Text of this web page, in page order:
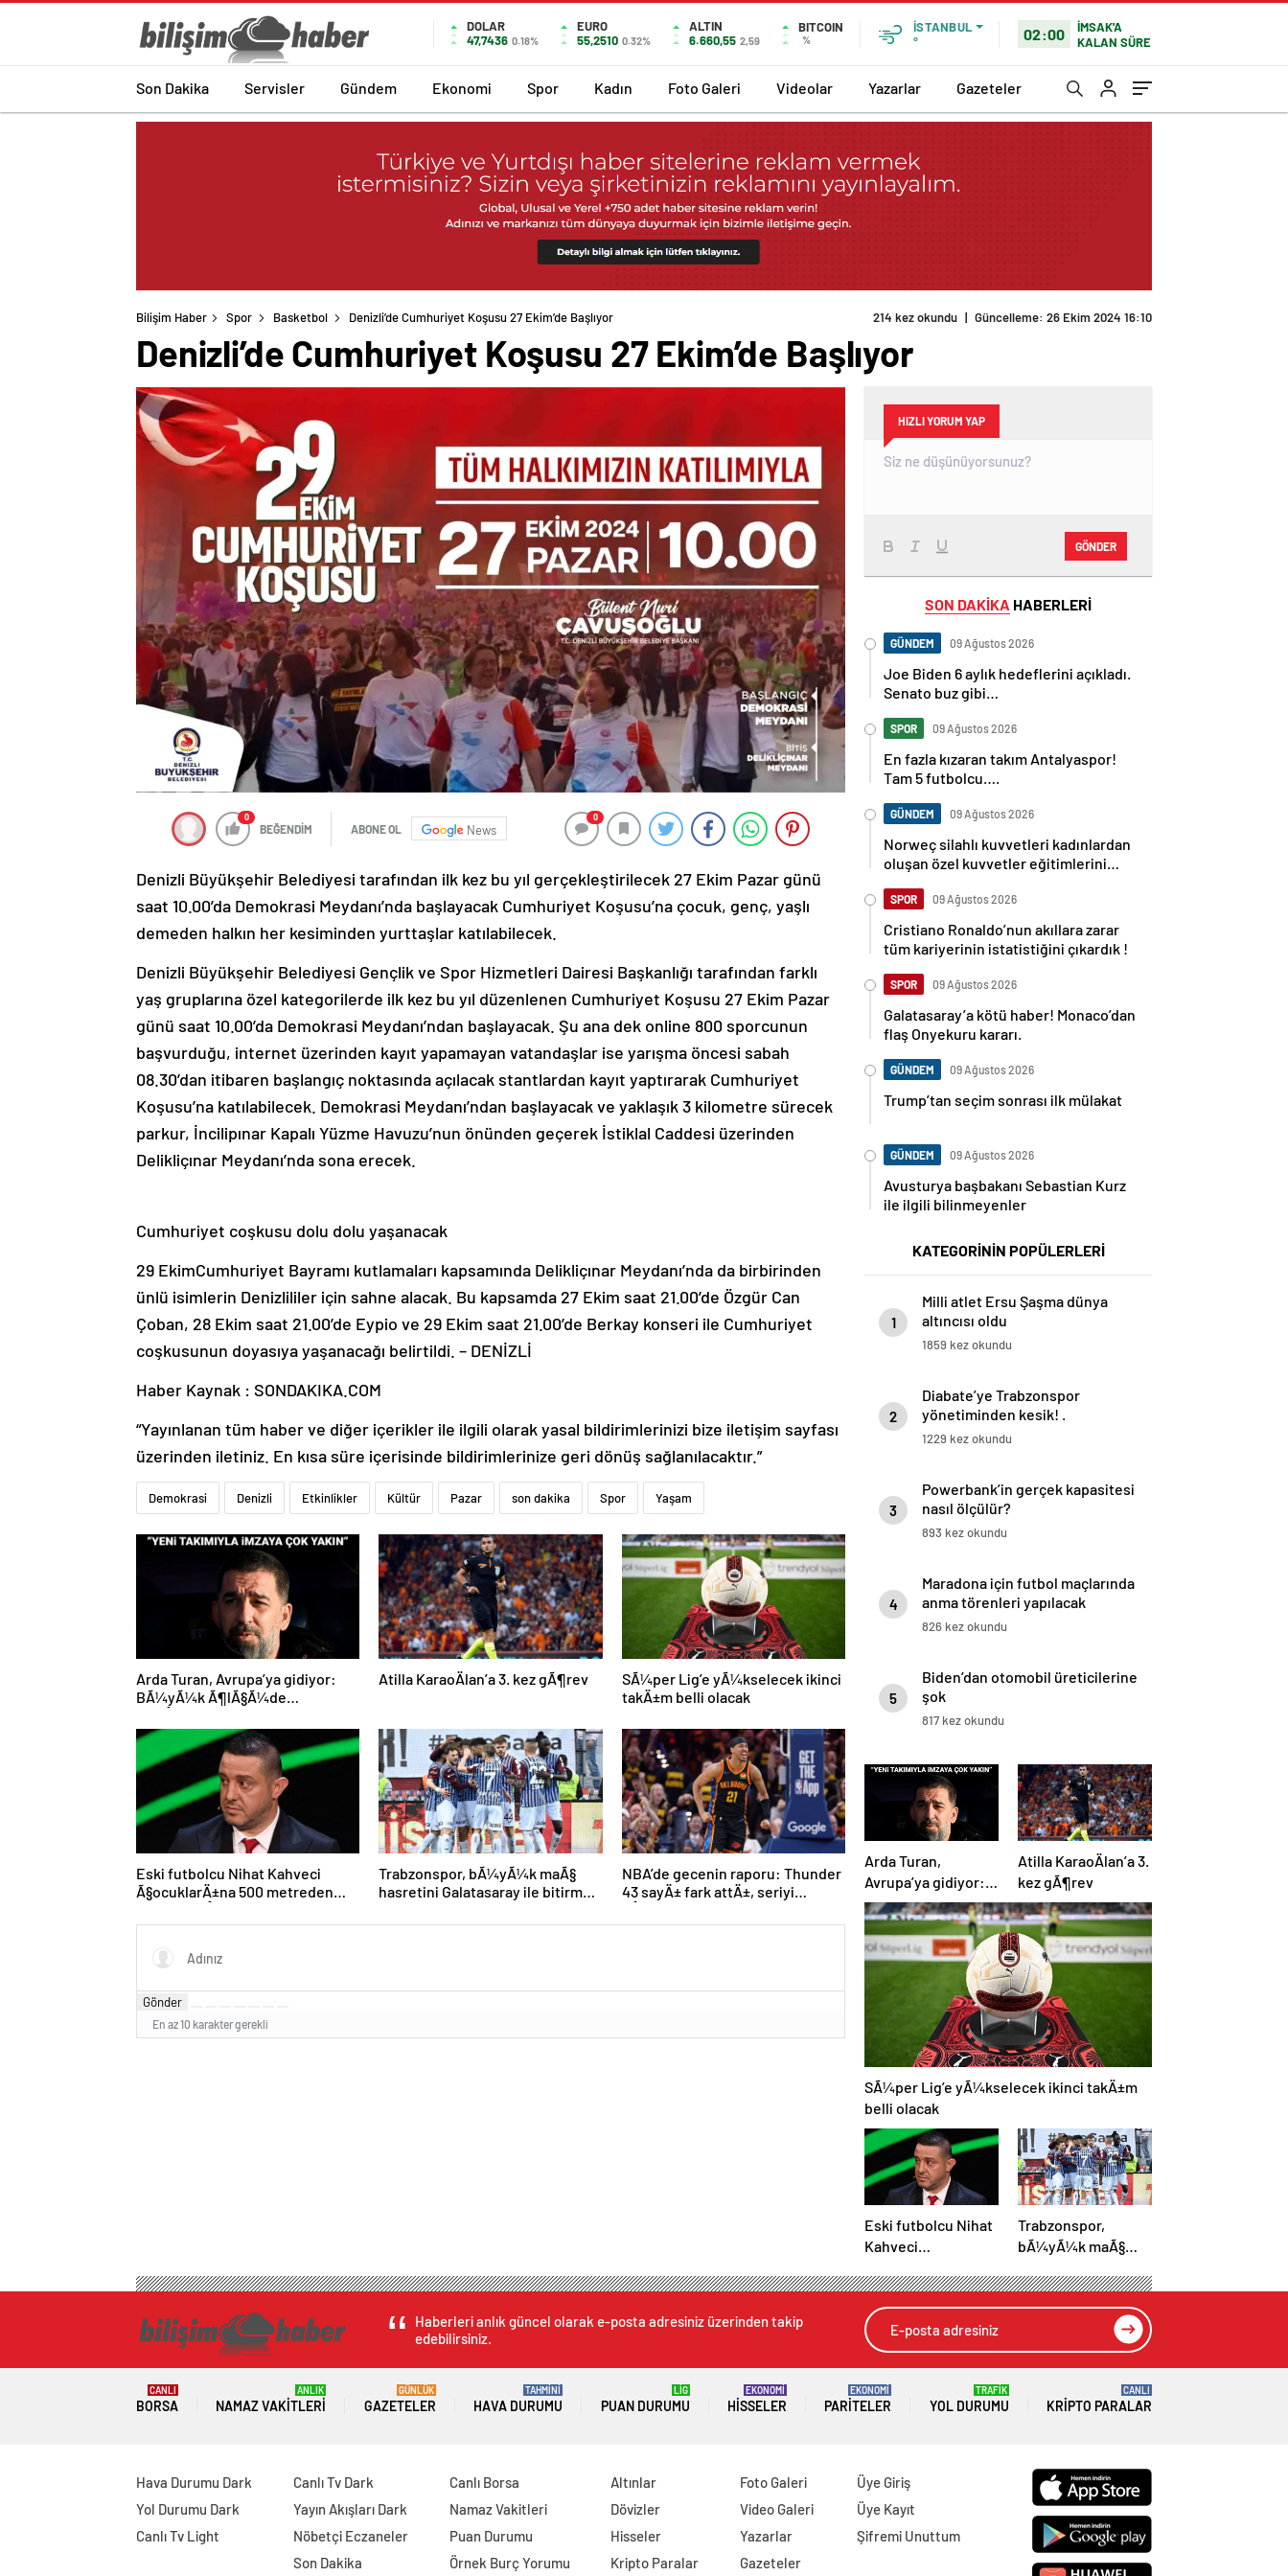
DOLAR
47,7436 0.18%
EURO
55,2510 0.32%
ALTIN
6.660,55 2,59
BITCOIN
%
İSTANBUL
°
02:00
İMSAK'A
KALAN SÜRE
Son Dakika Servisler Gündem Ekonomi Spor Kadın Foto Galeri Videolar Yazarlar Gazeteler
Bilişim Haber Spor Basketbol Denizli’de Cumhuriyet Koşusu 27 Ekim’de Başlıyor 214 kez okundu | Güncelleme: 26 Ekim 2024 16:10
Denizli’de Cumhuriyet Koşusu 27 Ekim’de Başlıyor
0
BEĞENDİM ABONE OL News
0
Denizli Büyükşehir Belediyesi tarafından ilk kez bu yıl gerçekleştirilecek 27 Ekim Pazar günü
saat 10.00’da Demokrasi Meydanı’nda başlayacak Cumhuriyet Koşusu’na çocuk, genç, yaşlı
demeden halkın her kesiminden yurttaşlar katılabilecek.
Denizli Büyükşehir Belediyesi Gençlik ve Spor Hizmetleri Dairesi Başkanlığı tarafından farklı
yaş gruplarına özel kategorilerde ilk kez bu yıl düzenlenen Cumhuriyet Koşusu 27 Ekim Pazar
günü saat 10.00’da Demokrasi Meydanı’ndan başlayacak. Şu ana dek online 800 sporcunun
başvurduğu, internet üzerinden kayıt yapamayan vatandaşlar ise yarışma öncesi sabah
08.30’dan itibaren başlangıç noktasında açılacak stantlardan kayıt yaptırarak Cumhuriyet
Koşusu’na katılabilecek. Demokrasi Meydanı’ndan başlayacak ve yaklaşık 3 kilometre sürecek
parkur, İncilipınar Kapalı Yüzme Havuzu’nun önünden geçerek İstiklal Caddesi üzerinden
Delikliçınar Meydanı’nda sona erecek.
Cumhuriyet coşkusu dolu dolu yaşanacak
29 EkimCumhuriyet Bayramı kutlamaları kapsamında Delikliçınar Meydanı’nda da birbirinden
ünlü isimlerin Denizlililer için sahne alacak. Bu kapsamda 27 Ekim saat 21.00’de Özgür Can
Çoban, 28 Ekim saat 21.00’de Eypio ve 29 Ekim saat 21.00’de Berkay konseri ile Cumhuriyet
coşkusunun doyasıya yaşanacağı belirtildi. – DENİZLİ
Haber Kaynak : SONDAKIKA.COM
“Yayınlanan tüm haber ve diğer içerikler ile ilgili olarak yasal bildirimlerinizi bize iletişim sayfası
üzerinden iletiniz. En kısa süre içerisinde bildirimlerinize geri dönüş sağlanılacaktır.”
Demokrasi Denizli Etkinlikler Kültür Pazar son dakika Spor Yaşam
Arda Turan, Avrupa’ya gidiyor:
BÃ¼yÃ¼k Ã¶lÃ§Ã¼de
Atilla KaraoÄlan’a 3. kez gÃ¶rev
SÃ¼per Lig’e yÃ¼kselecek ikinci
takÄ±m belli olacak
Eski futbolcu Nihat Kahveci
Ã§ocuklarÄ±na 500 metreden
Trabzonspor, bÃ¼yÃ¼k maÃ§
hasretini Galatasaray ile bitirmek
NBA’de gecenin raporu: Thunder
43 sayÄ± fark attÄ±, seriyi
Gönder
En az 10 karakter gerekli
HIZLI YORUM YAP
GÖNDER
SON DAKİKA HABERLERİ
GÜNDEM 09 Ağustos 2026
Joe Biden 6 aylık hedeflerini açıkladı.
Senato buz gibi…
SPOR 09 Ağustos 2026
En fazla kızaran takım Antalyaspor!
Tam 5 futbolcu….
GÜNDEM 09 Ağustos 2026
Norweç silahlı kuvvetleri kadınlardan
oluşan özel kuvvetler eğitimlerini
SPOR 09 Ağustos 2026
Cristiano Ronaldo’nun akıllara zarar
tüm kariyerinin istatistiğini çıkardık !
SPOR 09 Ağustos 2026
Galatasaray’a kötü haber! Monaco’dan
flaş Onyekuru kararı.
GÜNDEM 09 Ağustos 2026
Trump’tan seçim sonrası ilk mülakat
GÜNDEM 09 Ağustos 2026
Avusturya başbakanı Sebastian Kurz
ile ilgili bilinmeyenler
KATEGORİNİN POPÜLERLERİ
1
Milli atlet Ersu Şaşma dünya
altıncısı oldu
1859 kez okundu
2
Diabate’ye Trabzonspor
yönetiminden kesik! .
1229 kez okundu
3
Powerbank’in gerçek kapasitesi
nasıl ölçülür?
893 kez okundu
4
Maradona için futbol maçlarında
anma törenleri yapılacak
826 kez okundu
5
Biden’dan otomobil üreticilerine
şok
817 kez okundu
Arda Turan,
Avrupa’ya gidiyor:
BÃ¼yÃ¼k
Ã¶lÃ§Ã¼de
anlaÅmaya
varÄ±ldÄ±
Atilla KaraoÄlan’a 3.
kez gÃ¶rev
SÃ¼per Lig’e yÃ¼kselecek ikinci takÄ±m
belli olacak
Eski futbolcu Nihat
Kahveci
metreden fazla
yaklaÅamayacak
Trabzonspor,
bÃ¼yÃ¼k maÃ§
Galatasaray ile
bitirmek istiyor
Haberleri anlık güncel olarak e-posta adresiniz üzerinden takip
edebilirsiniz.
BORSA
CANLI
NAMAZ VAKITLERI
ANLIK
GAZETELER
GÜNLÜK
HAVA DURUMU
TAHMİNİ
PUAN DURUMU
LİG
HISSELER
EKONOMİ
PARITELER
EKONOMİ
YOL DURUMU
TRAFİK
KRIPTO PARALAR
CANLI
Hava Durumu Dark
Yol Durumu Dark
Canlı Tv Light
Canlı Tv Dark
Yayın Akışları Dark
Nöbetçi Eczaneler
Son Dakika
Canlı Borsa
Namaz Vakitleri
Puan Durumu
Örnek Burç Yorumu
Altınlar
Dövizler
Hisseler
Kripto Paralar
Foto Galeri
Video Galeri
Yazarlar
Gazeteler
Üye Giriş
Üye Kayıt
Şifremi Unuttum